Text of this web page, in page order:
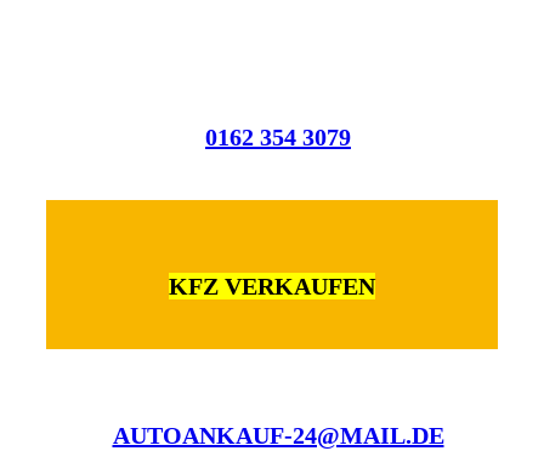
0162 354 3079
KFZ VERKAUFEN
AUTOANKAUF-24@MAIL.DE